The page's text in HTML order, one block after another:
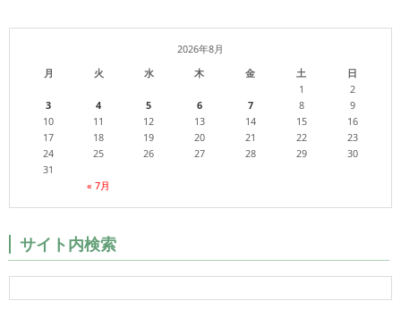
2026年8月
月
火 水 木 金 土 日
« 7月
1
2
3
4 5 6 7 8
9
10
11 12 13 14 15
16
17
18 19 20 21 22
23
24
25 26 27 28 29
30
31
サイト内検索